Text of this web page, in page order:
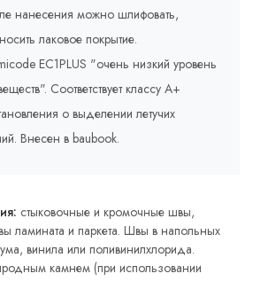
нанесения можно шлифовать,
лаковое покрытие.
EC1PLUS "очень низкий уровень
Соответствует классу A+
о выделении летучих
Внесен в baubook.
стыковочные и кромочные швы,
ламината и паркета. Швы в напольных
винила или поливинилхлорида.
камнем (при использовании